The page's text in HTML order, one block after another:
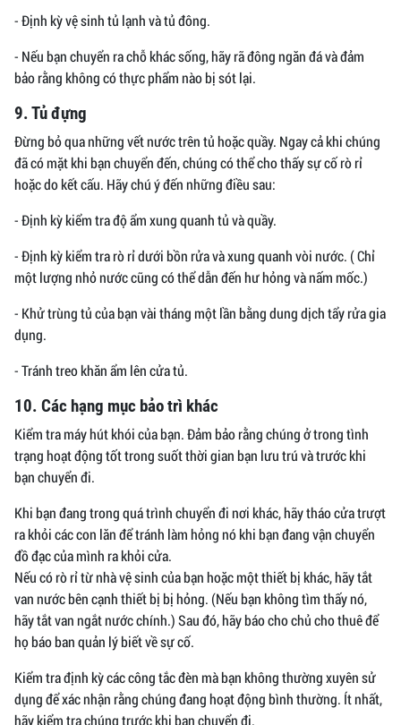
- Định kỳ vệ sinh tủ lạnh và tủ đông.
- Nếu bạn chuyển ra chỗ khác sống, hãy rã đông ngăn đá và đảm
bảo rằng không có thực phẩm nào bị sót lại.
9. Tủ đựng
Đừng bỏ qua những vết nước trên tủ hoặc quầy. Ngay cả khi chúng
đã có mặt khi bạn chuyển đến, chúng có thể cho thấy sự cố rò rỉ
hoặc do kết cấu. Hãy chú ý đến những điều sau:
- Định kỳ kiểm tra độ ẩm xung quanh tủ và quầy.
- Định kỳ kiểm tra rò rỉ dưới bồn rửa và xung quanh vòi nước. ( Chỉ
một lượng nhỏ nước cũng có thể dẫn đến hư hỏng và nấm mốc.)
- Khử trùng tủ của bạn vài tháng một lần bằng dung dịch tẩy rửa gia
dụng.
- Tránh treo khăn ẩm lên cửa tủ.
10. Các hạng mục bảo trì khác
Kiểm tra máy hút khói của bạn. Đảm bảo rằng chúng ở trong tình
trạng hoạt động tốt trong suốt thời gian bạn lưu trú và trước khi
bạn chuyển đi.
Khi bạn đang trong quá trình chuyển đi nơi khác, hãy tháo cửa trượt
ra khỏi các con lăn để tránh làm hỏng nó khi bạn đang vận chuyển
đồ đạc của mình ra khỏi cửa.
Nếu có rò rỉ từ nhà vệ sinh của bạn hoặc một thiết bị khác, hãy tắt
van nước bên cạnh thiết bị bị hỏng. (Nếu bạn không tìm thấy nó,
hãy tắt van ngắt nước chính.) Sau đó, hãy báo cho chủ cho thuê để
họ báo ban quản lý biết về sự cố.
Kiểm tra định kỳ các công tắc đèn mà bạn không thường xuyên sử
dụng để xác nhận rằng chúng đang hoạt động bình thường. Ít nhất,
hãy kiểm tra chúng trước khi bạn chuyển đi.